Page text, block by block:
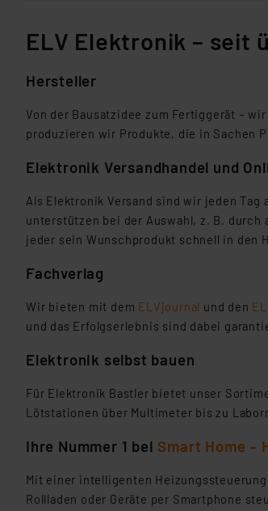
ELV Elektronik – seit
Hersteller
Von der Bausatzidee zum Fertiggerät –
produzieren wir Produkte, die in Sachen
Elektronik Versandhandel und
Als Elektronik Versand sind wir jeden
unterstützen bei der Auswahl, z. B.
jeder sein Wunschprodukt schnell in den
Fachverlag
Wir bieten mit dem ELVjournal und den
und das Erfolgserlebnis sind dabei
Elektronik selbst bauen
Für Elektronik Bastler bietet unser
Lötstationen über Multimeter bis zu
Ihre Nummer 1 bei Smart Home –
Mit einer intelligenten
Rollladen oder Geräte per Smartphone